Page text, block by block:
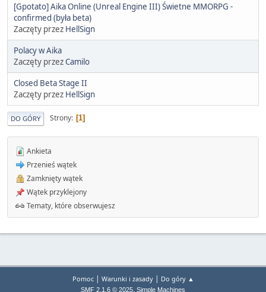
[Gpotato] Aika Online (Unreal Engine III) Świetne MMORPG -
confirmed (była beta)
Zaczęty przez HellSign
Polacy w Aika
Zaczęty przezCamilo
Closed Beta Stage II
Zaczęty przez HellSign
DO GÓRY Strony 1
Ankieta
Przenieś wątek
Zamknięty wątek
Wątek przyklejony
Tematy, które obserwujesz
Pomoc| Warunki i zasady| Do góry ▲
SMF 2.1.6 © 2025, Simple Machines